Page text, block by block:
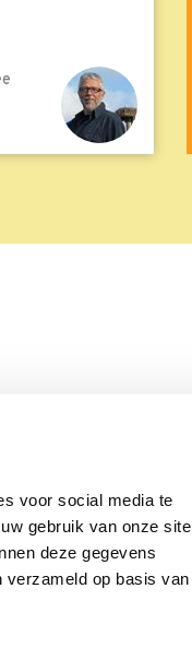
voor social media te
gebruik van onze site
deze gegevens
verzameld op basis van